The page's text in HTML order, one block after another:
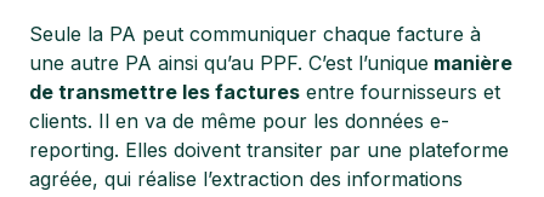
Seule la PA peut communiquer chaque facture à
une autre PA ainsi qu’au PPF. C’est l’unique manière
de transmettre les factures entre fournisseurs et
clients. Il en va de même pour les données e-
reporting. Elles doivent transiter par une plateforme
agréée, qui réalise l’extraction des informations